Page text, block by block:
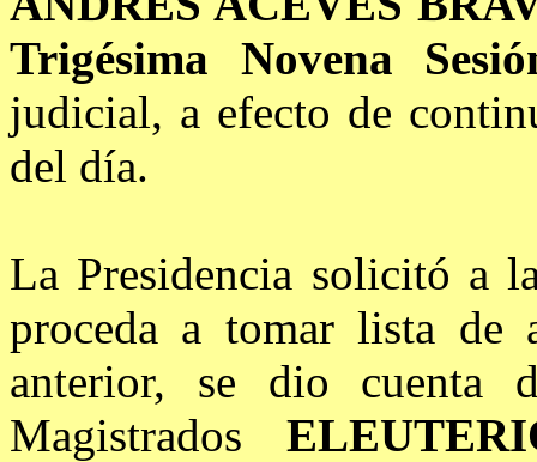
Trigésima Novena
judicial, a efecto de
del día.
La Presidencia solicitó a
proceda a tomar lista de
anterior, se dio cuenta
Magistrados